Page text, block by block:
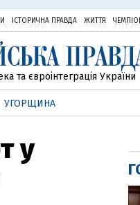
ІСТОРИЧНА ПРАВДА ЖИТТЯ
та євроінтеграція України
УГОРЩИНА
у